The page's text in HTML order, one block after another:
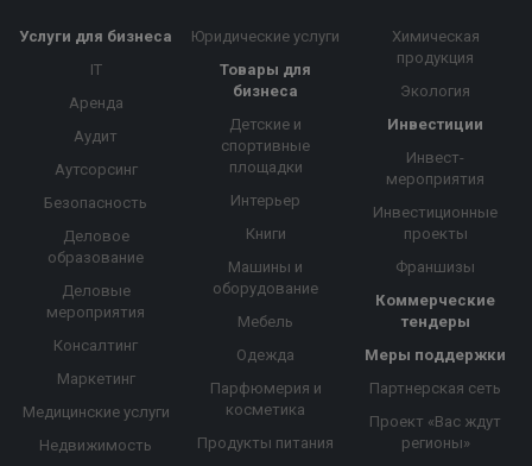
Услуги для бизнеса
IT
Аренда
Аудит
Аутсорсинг
Безопасность
Деловое
образование
Деловые
мероприятия
Консалтинг
Маркетинг
Медицинские услуги
Недвижимость
Юридические услуги
Товары для
бизнеса
Детские и
спортивные
площадки
Интерьер
Книги
Машины и
оборудование
Мебель
Одежда
Парфюмерия и
косметика
Продукты питания
Химическая
продукция
Экология
Инвестиции
Инвест-
мероприятия
Инвестиционные
проекты
Франшизы
Коммерческие
тендеры
Меры поддержки
Партнерская сеть
Проект «Вас ждут
регионы»